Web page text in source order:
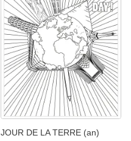
JOUR DE LA TERRE (an)